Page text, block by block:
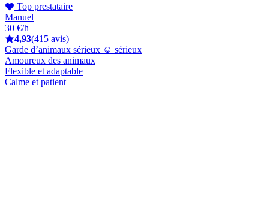
Top prestataire
Manuel
30 €/h
4,93(415 avis)
Garde d’animaux sérieux ☺️ sérieux
Amoureux des animaux
Flexible et adaptable
Calme et patient